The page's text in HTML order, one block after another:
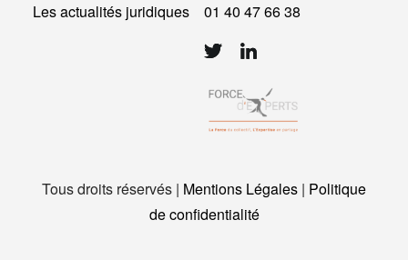
Les actualités juridiques
01 40 47 66 38
Tous droits réservés | Mentions Légales | Politique
de confidentialité